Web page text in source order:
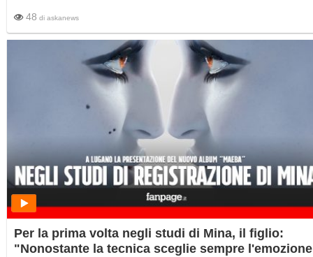
48 di askanews
Per la prima volta negli studi di Mina, il figlio:
"Nonostante la tecnica sceglie sempre